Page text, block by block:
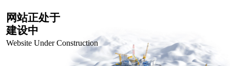
网站正处于
建设中
Website Under Construction